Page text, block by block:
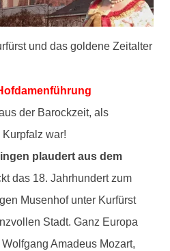
und das goldene Zeitalter
der Barockzeit, als
war!
plaudert aus dem
das 18. Jahrhundert zum
Musenhof unter Kurfürst
Stadt. Ganz Europa
Amadeus Mozart,